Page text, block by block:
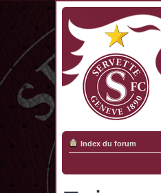
Index du forum